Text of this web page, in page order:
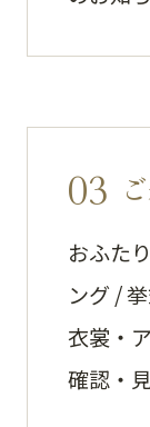
03
おふた
ング /
衣裳・
確認・